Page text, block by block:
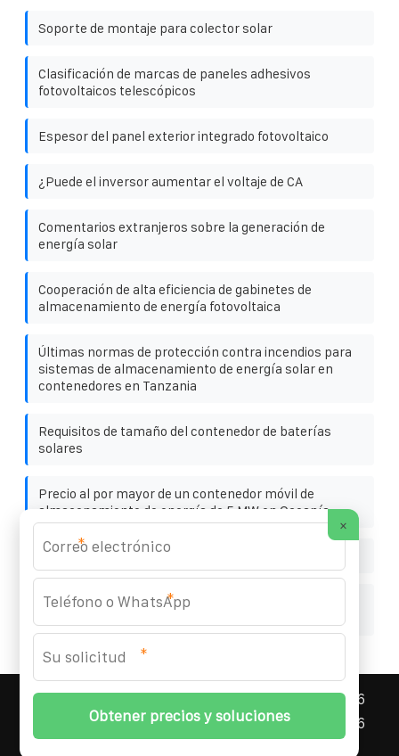
Soporte de montaje para colector solar
Clasificación de marcas de paneles adhesivos
fotovoltaicos telescópicos
Espesor del panel exterior integrado fotovoltaico
¿Puede el inversor aumentar el voltaje de CA
Comentarios extranjeros sobre la generación de
energía solar
Cooperación de alta eficiencia de gabinetes de
almacenamiento de energía fotovoltaica
Últimas normas de protección contra incendios para
sistemas de almacenamiento de energía solar en
contenedores en Tanzania
Requisitos de tamaño del contenedor de baterías
solares
Precio al por mayor de un contenedor móvil de
almacenamiento de energía de 5 MW en Oceanía
El poder de un panel solar en un muro cortina solar
Cómo elegir el precio de fábrica para un armario de
ASNEF ENERGY STORAGE CONTAINER
2026
Todos los derechos reservados. | Teléfono:
+34 96
×
*
*
*